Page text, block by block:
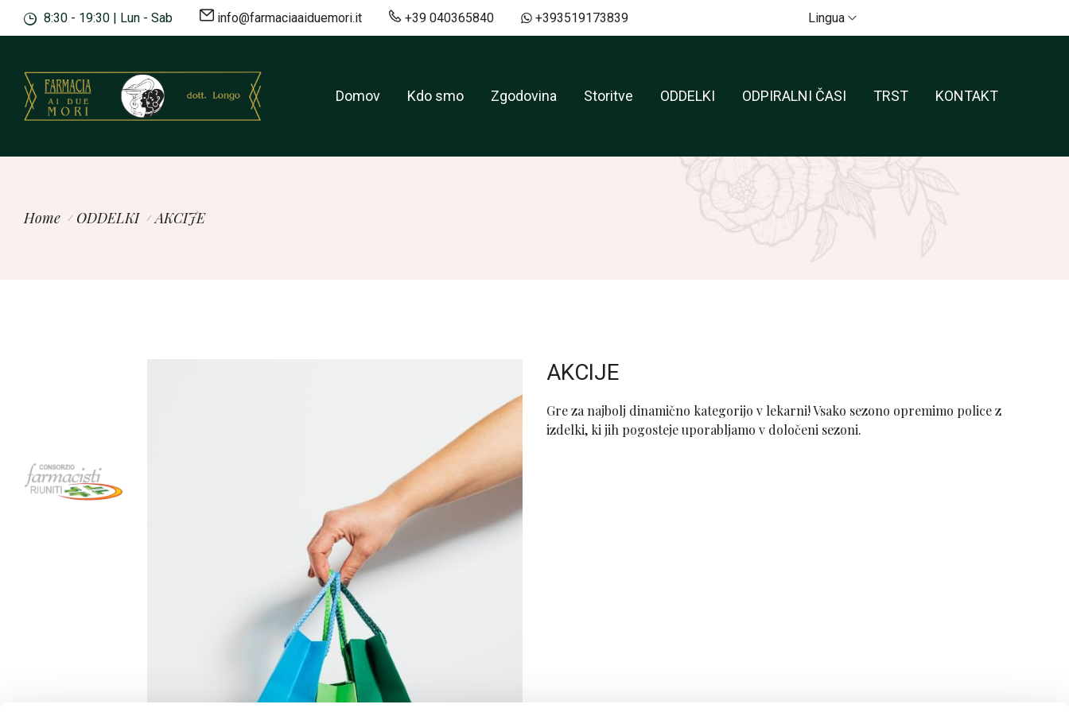
8:30 - 19:30 | Lun - Sab info@farmaciaaiduemori.it +39 040365840 +393519173839 Lingua
Domov Kdo smo Zgodovina Storitve ODDELKI ODPIRALNI ČASI TRST KONTAKT
Home ODDELKI AKCIJE
AKCIJE
Gre za najbolj dinamično kategorijo v lekarni! Vsako sezono opremimo police z
izdelki, ki jih pogosteje uporabljamo v določeni sezoni.